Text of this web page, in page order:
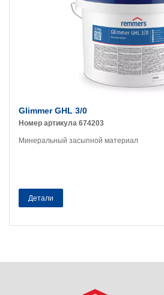
Glimmer GHL 3/0
Номер артикула 674203
Минеральный засыпной материал
Детали